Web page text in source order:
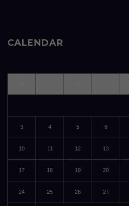
CALENDAR
3 4 5 6
10 11 12 13
17 18 19 20
24 25 26 27